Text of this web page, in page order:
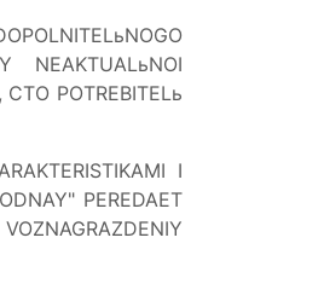
NEAKTUALьNOI
POTREBITELь
I
PEREDAET